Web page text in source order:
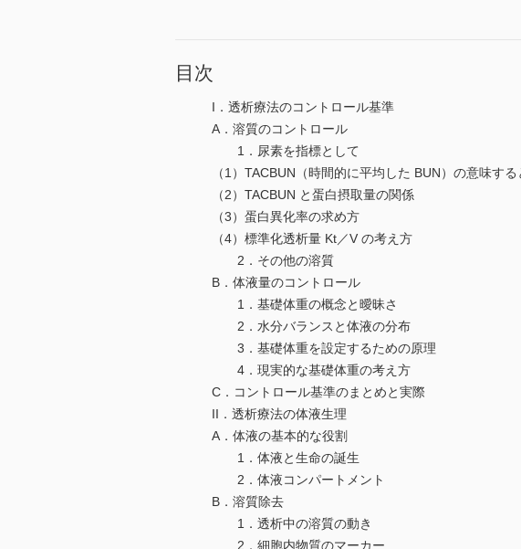
目次
I．透析療法のコントロール基準
A．溶質のコントロール
1．尿素を指標として
（1）TACBUN（時間的に平均した BUN）の意味する
（2）TACBUN と蛋白摂取量の関係
（3）蛋白異化率の求め方
（4）標準化透析量 Kt／V の考え方
2．その他の溶質
B．体液量のコントロール
1．基礎体重の概念と曖昧さ
2．水分バランスと体液の分布
3．基礎体重を設定するための原理
4．現実的な基礎体重の考え方
C．コントロール基準のまとめと実際
II．透析療法の体液生理
A．体液の基本的な役割
1．体液と生命の誕生
2．体液コンパートメント
B．溶質除去
1．透析中の溶質の動き
2．細胞内物質のマーカー